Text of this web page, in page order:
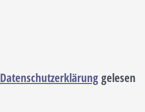
Datenschutzerklärunggelesen